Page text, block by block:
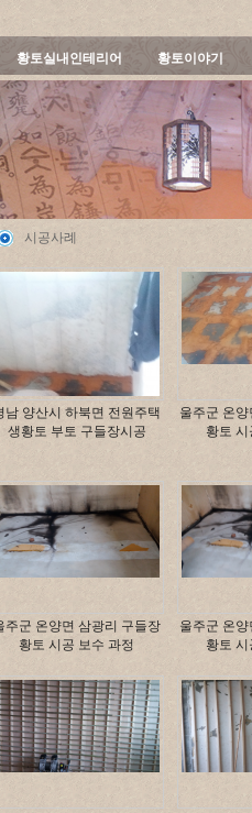
황토실내인테리어 황토이야기
시공사례
남 양산시 하북면 전원주택
생황토 부토 구들장시공
울주군 온
황토
주군 온양면 삼광리 구들장
황토 시공 보수 과정
울주군 온
황토